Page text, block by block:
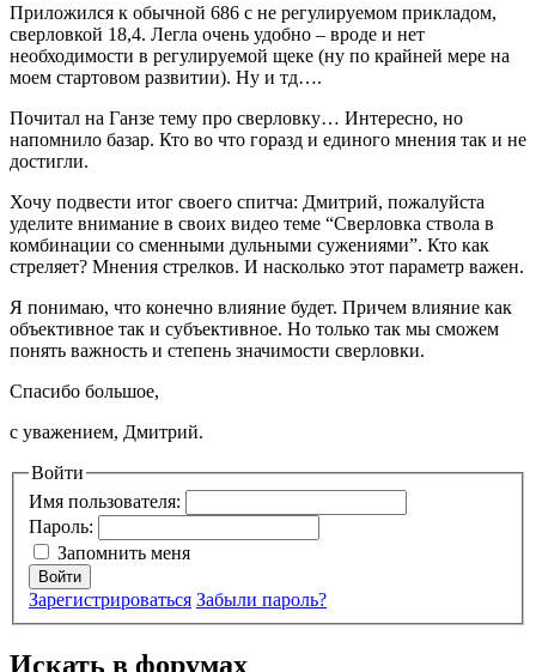
Приложился к обычной 686 с не регулируемом прикладом,
сверловкой 18,4. Легла очень удобно – вроде и нет
необходимости в регулируемой щеке (ну по крайней мере на
моем стартовом развитии). Ну и тд….
Почитал на Ганзе тему про сверловку… Интересно, но
напомнило базар. Кто во что горазд и единого мнения так и не
достигли.
Хочу подвести итог своего спитча: Дмитрий, пожалуйста
уделите внимание в своих видео теме “Сверловка ствола в
комбинации со сменными дульными сужениями”. Кто как
стреляет? Мнения стрелков. И насколько этот параметр важен.
Я понимаю, что конечно влияние будет. Причем влияние как
объективное так и субъективное. Но только так мы сможем
понять важность и степень значимости сверловки.
Спасибо большое,
с уважением, Дмитрий.
Войти
Имя пользователя:
Пароль:
Запомнить меня
Войти
Зарегистрироваться Забыли пароль?
Искать в форумах